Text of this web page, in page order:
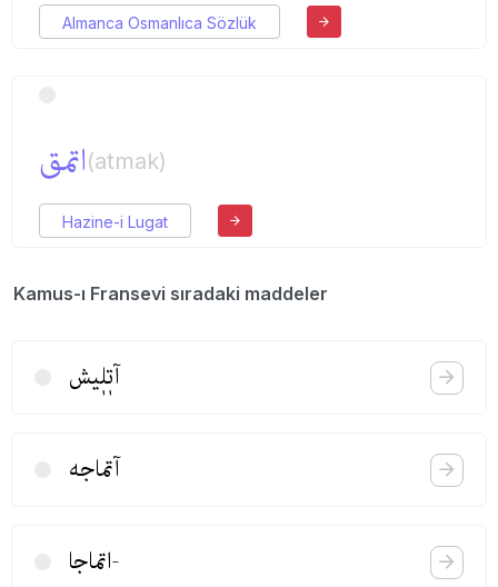
Almanca Osmanlıca Sözlük
اتمق(atmak)
Hazine-i Lugat
Kamus-ı Fransevi sıradaki maddeler
آتٖلٖیش
آتماجه
-اتماجا